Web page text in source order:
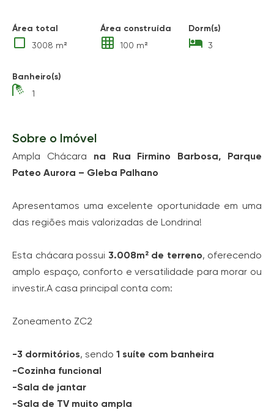
Área total
3008 m²
Área construída
100 m²
Dorm(s)
3
Banheiro(s)
1
Sobre o Imóvel
Ampla Chácara na Rua Firmino Barbosa, Parque
Pateo Aurora – Gleba Palhano
Apresentamos uma excelente oportunidade em uma
das regiões mais valorizadas de Londrina!
Esta chácara possui 3.008m² de terreno, oferecendo
amplo espaço, conforto e versatilidade para morar ou
investir.A casa principal conta com:
Zoneamento ZC2
-3 dormitórios, sendo 1 suíte com banheira
-Cozinha funcional
-Sala de jantar
-Sala de TV muito ampla